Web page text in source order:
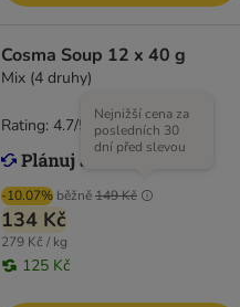
Cosma Soup 12 x 40 g
Mix (4 druhy)
-10.07% běžně149 Kč
Nejnižší cena za
posledních 30
dní před slevou
134 Kč
279 Kč / kg
125 Kč
Rating: 4.7/5 (